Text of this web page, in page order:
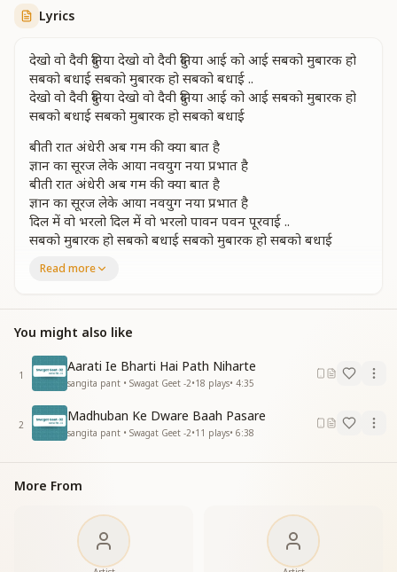
Lyrics
देखो वो दैवी दुनिया देखो वो दैवी दुनिया आई को आई सबको मुबारक हो
सबको बधाई सबको मुबारक हो सबको बधाई ..
देखो वो दैवी दुनिया देखो वो दैवी दुनिया आई को आई सबको मुबारक हो
सबको बधाई सबको मुबारक हो सबको बधाई
बीती रात अंधेरी अब गम की क्या बात है
ज्ञान का सूरज लेके आया नवयुग नया प्रभात है
बीती रात अंधेरी अब गम की क्या बात है
ज्ञान का सूरज लेके आया नवयुग नया प्रभात है
दिल में वो भरलो दिल में वो भरलो पावन पवन पूरवाई ..
सबको मुबारक हो सबको बधाई सबको मुबारक हो सबको बधाई
डाल पे बोले बन बन बोले कोयल मोर पपिहा
डाल पे बोले बन बन बोले कोयल मोर पपिहा
झर झर निर्झर कल कल करता निर्मल नीर नदी का
जैसे हो बजती जैसे हो बजती खुशी की शहनाई ..
सबको मुबारक हो सबको बधाई सबको मुबारक हो सबको बधाई
अंबर धरती सागर सारे ही अपने होंगे चैन अमन के चमन खिलेंगे हा सच
ये सपने होंगे
अंबर धरती सागर सारे ही अपने होंगे चैन अमन के चमन खिलेंगे हा सच
सबको मुबारक हो सबको बधाई सबको मुबारक हो सबको बधाई ..
सबको मुबारक हो सबको बधाई
सबको मुबारक हो सबको बधाई
सबको मुबारक हो सबको बधाई
Read more
You might also like
1
Aarati Ie Bharti Hai Path Niharte
sangita pant • Swagat Geet -2•18 plays• 4:35
2
Madhuban Ke Dware Baah Pasare
sangita pant • Swagat Geet -2•11 plays• 6:38
More From